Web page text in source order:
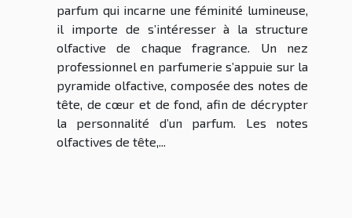
parfum qui incarne une féminité lumineuse,
il importe de s’intéresser à la structure
olfactive de chaque fragrance. Un nez
professionnel en parfumerie s’appuie sur la
pyramide olfactive, composée des notes de
tête, de cœur et de fond, afin de décrypter
la personnalité d’un parfum. Les notes
olfactives de tête,...